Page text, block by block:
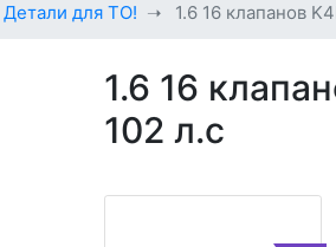
Детали для ТО! 1.6 16 клапанов
1.6 16
102 л.с